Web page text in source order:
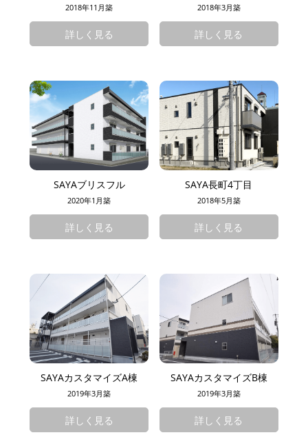
2018年11月築
詳しく見る
2018年3月築
詳しく見る
SAYAブリスフル
2020年1月築
詳しく見る
SAYA長町4丁目
2018年5月築
詳しく見る
SAYAカスタマイズA棟
2019年3月築
詳しく見る
SAYAカスタマイズB棟
2019年3月築
詳しく見る